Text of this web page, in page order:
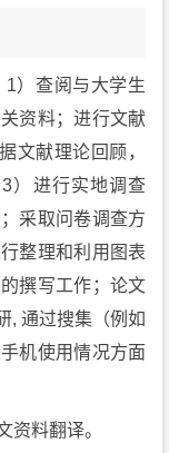
）查阅与大学生
资料；进行文献
文献理论回顾，
）进行实地调查
采取问卷调查方
整理和利用图表
撰写工作；论文
, 通过搜集（例如
机使用情况方面
资料翻译。